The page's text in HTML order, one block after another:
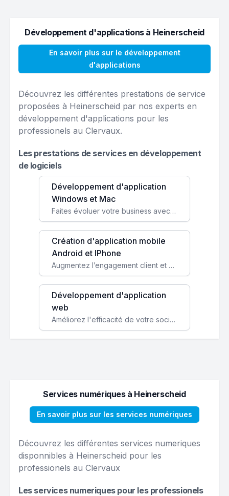
Développement d'applications à Heinerscheid
En savoir plus sur le développement
d'applications
Découvrez les différentes prestations de service
proposées à Heinerscheid par nos experts en
développement d'applications pour les
professionels au Clervaux.
Les prestations de services en développement
de logiciels
Développement d'application
Windows et Mac
Faites évoluer votre business avec des solutions logicielles personnalisées, parfaitement adaptées à vos besoins spécifiques.
Création d'application mobile
Android et IPhone
Augmentez l’engagement client et simplifiez vos processus avec une application mobile sur mesure, disponible sur iOS et Android.
Développement d'application
web
Améliorez l'efficacité de votre société avec une application web personnalisée accessible partout et tout le temps.
Services numériques à Heinerscheid
En savoir plus sur les services numériques
Découvrez les différentes services numeriques
disponnibles à Heinerscheid pour les
professionels au Clervaux
Les services numeriques pour les professionels